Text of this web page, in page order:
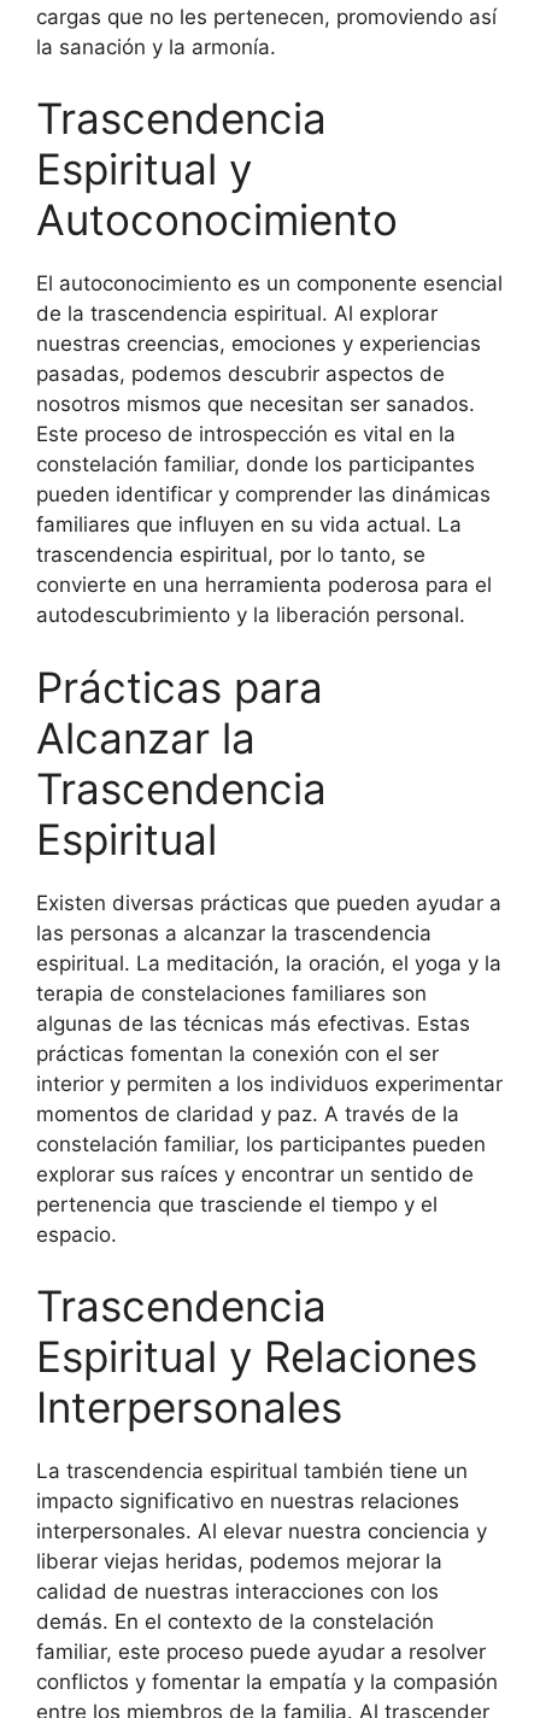
cargas que no les pertenecen, promoviendo así
la sanación y la armonía.
Trascendencia
Espiritual y
Autoconocimiento
El autoconocimiento es un componente esencial
de la trascendencia espiritual. Al explorar
nuestras creencias, emociones y experiencias
pasadas, podemos descubrir aspectos de
nosotros mismos que necesitan ser sanados.
Este proceso de introspección es vital en la
constelación familiar, donde los participantes
pueden identificar y comprender las dinámicas
familiares que influyen en su vida actual. La
trascendencia espiritual, por lo tanto, se
convierte en una herramienta poderosa para el
autodescubrimiento y la liberación personal.
Prácticas para
Alcanzar la
Trascendencia
Espiritual
Existen diversas prácticas que pueden ayudar a
las personas a alcanzar la trascendencia
espiritual. La meditación, la oración, el yoga y la
terapia de constelaciones familiares son
algunas de las técnicas más efectivas. Estas
prácticas fomentan la conexión con el ser
interior y permiten a los individuos experimentar
momentos de claridad y paz. A través de la
constelación familiar, los participantes pueden
explorar sus raíces y encontrar un sentido de
pertenencia que trasciende el tiempo y el
espacio.
Trascendencia
Espiritual y Relaciones
Interpersonales
La trascendencia espiritual también tiene un
impacto significativo en nuestras relaciones
interpersonales. Al elevar nuestra conciencia y
liberar viejas heridas, podemos mejorar la
calidad de nuestras interacciones con los
demás. En el contexto de la constelación
familiar, este proceso puede ayudar a resolver
conflictos y fomentar la empatía y la compasión
entre los miembros de la familia. Al trascender